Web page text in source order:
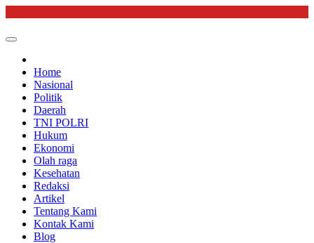
content
Home
Nasional
Politik
Daerah
TNI POLRI
Hukum
Ekonomi
Olah raga
Kesehatan
Redaksi
Artikel
Tentang Kami
Kontak Kami
Blog